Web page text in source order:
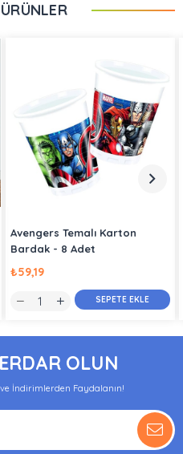
Avengers Temalı Karton
Bardak - 8 Adet
₺59,19
SEPETE EKLE
OLUN
İndirimlerden Faydalanın!